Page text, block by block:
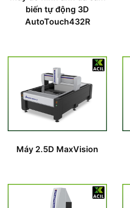
biến tự động 3D
AutoTouch432R
Máy 2.5D MaxVision